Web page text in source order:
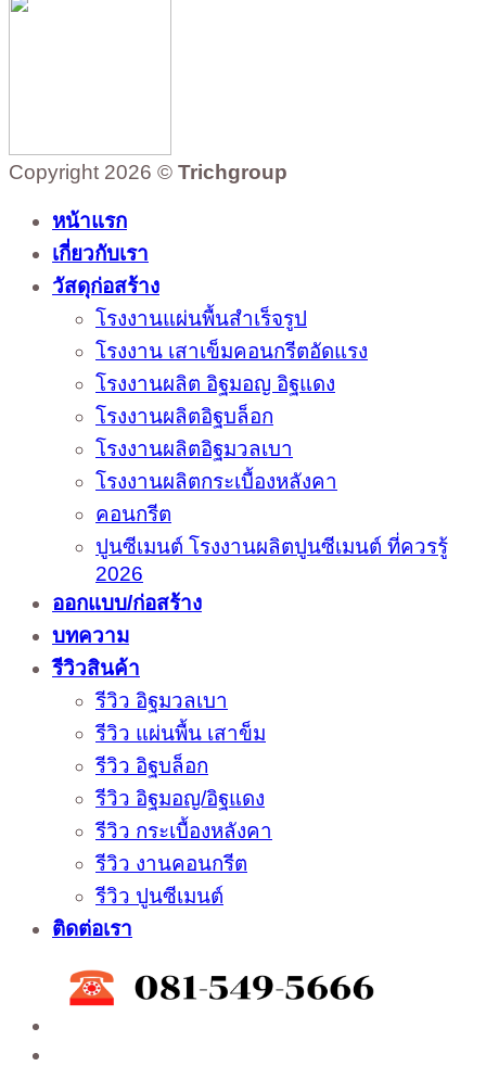
Copyright 2026 © Trichgroup
หน้าแรก
เกี่ยวกับเรา
วัสดุก่อสร้าง
โรงงานแผ่นพื้นสำเร็จรูป
โรงงาน เสาเข็มคอนกรีตอัดแรง
โรงงานผลิต อิฐมอญ อิฐแดง
โรงงานผลิตอิฐบล็อก
โรงงานผลิตอิฐมวลเบา
โรงงานผลิตกระเบื้องหลังคา
คอนกรีต
ปูนซีเมนต์ โรงงานผลิตปูนซีเมนต์ ที่ควรรู้
2026
ออกแบบ/ก่อสร้าง
บทความ
รีวิวสินค้า
รีวิว อิฐมวลเบา
รีวิว แผ่นพื้น เสาข็ม
รีวิว อิฐบล็อก
รีวิว อิฐมอญ/อิฐแดง
รีวิว กระเบื้องหลังคา
รีวิว งานคอนกรีต
รีวิว ปูนซีเมนต์
ติดต่อเรา